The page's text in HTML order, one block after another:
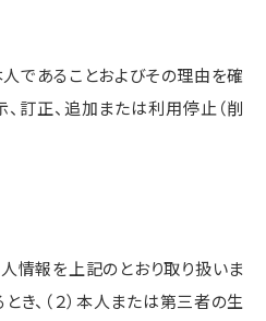
であることおよびその理由を確
訂正、追加または利用停止（削
情報を上記のとおり取り扱いま
き、（２）本人または第三者の生